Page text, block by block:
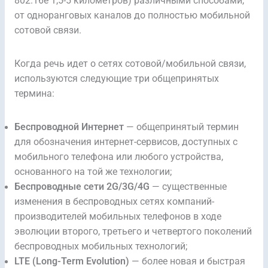
от одноранговых каналов до полностью мобильной
сотовой связи.
Когда речь идет о сетях сотовой/мобильной связи,
используются следующие три общепринятых
термина:
Беспроводной Интернет — общепринятый термин
для обозначения интернет-сервисов, доступных с
мобильного телефона или любого устройства,
основанного на той же технологии;
Беспроводные сети 2G/3G/4G — существенные
изменения в беспроводных сетях компаний-
производителей мобильных телефонов в ходе
эволюции второго, третьего и четвертого поколений
беспроводных мобильных технологий;
LTE (Long-Term Evolution) — более новая и быстрая